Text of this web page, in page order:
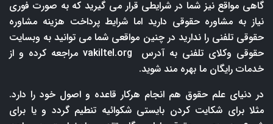
گاهی مواقع نیز شما در شرایطی قرار می گیرید که به صورت فوری
نیاز به مشاوره حقوقی دارید اما شرایط پرداخت هزینه مشاوره
حقوقی تلفنی را ندارید در چنین مواقعی شما می توانید به وبسایت
حقوقی وکلای تلفنی به آدرس
vakiltel.org مراجعه کرده و از
خدمات رایگان ما بهره مند شوید.
در دنیای علم حقوق هم انجام هرکار قاعده و اصول خود را دارد.
مثلا برای شکایت کردن بایستی شکوائیه تنطیم گردد و یا برای